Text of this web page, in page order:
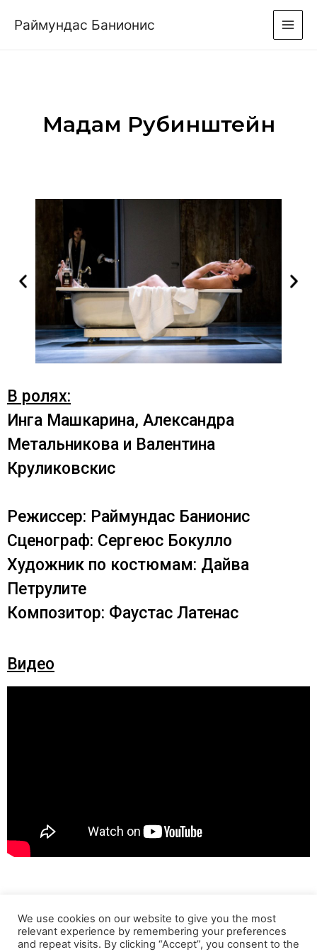
Раймундас Банионис
Мадам Рубинштейн
В ролях:
Инга Машкарина, Александра
Метальникова и Валентина
Круликовскис
Режиссер: Раймундас Банионис
Сценограф: Сергеюс Бокулло
Художник по костюмам: Дайва
Петрулите
Композитор: Фаустас Латенас
Видео
We use cookies on our website to give you the most
relevant experience by remembering your preferences
and repeat visits. By clicking “Accept”, you consent to the